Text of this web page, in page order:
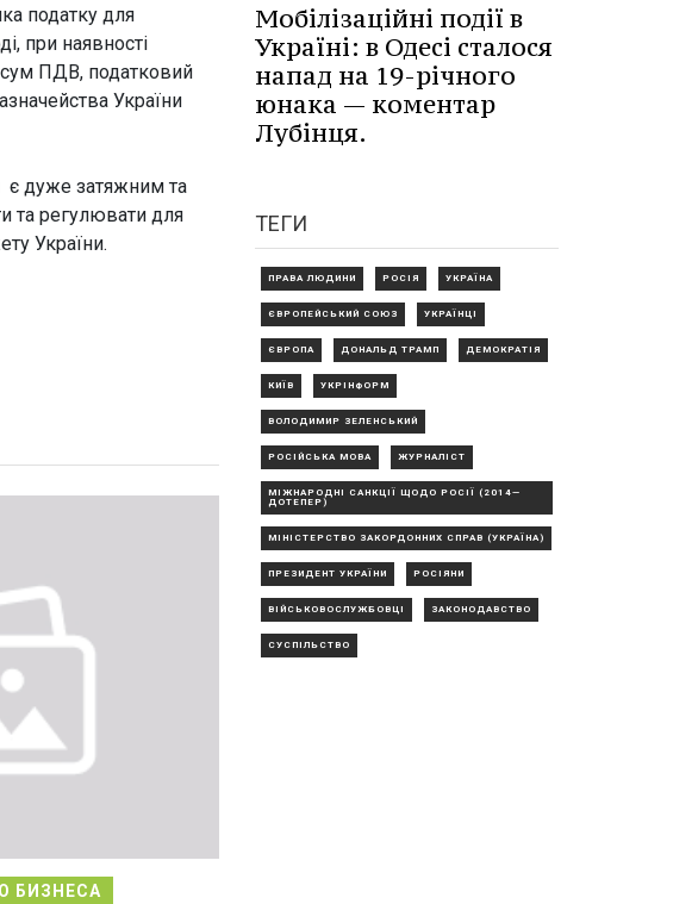
податку для
при наявності
сум ПДВ, податковий
України
є дуже затяжним та
та регулювати для
України.
БИЗНЕСА
Мобілізаційні події в
Україні: в Одесі сталося
напад на 19-річного
юнака — коментар
Лубінця.
ТЕГИ
ПРАВА ЛЮДИНИ РОСІЯ УКРАЇНА
ЄВРОПЕЙСЬКИЙ СОЮЗ УКРАЇНЦІ
ЄВРОПА ДОНАЛЬД ТРАМП ДЕМОКРАТІЯ
КИЇВ УКРІНФОРМ
ВОЛОДИМИР ЗЕЛЕНСЬКИЙ
РОСІЙСЬКА МОВА ЖУРНАЛІСТ
МІЖНАРОДНІ САНКЦІЇ ЩОДО РОСІЇ (2014—
ДОТЕПЕР)
МІНІСТЕРСТВО ЗАКОРДОННИХ СПРАВ (УКРАЇНА)
ПРЕЗИДЕНТ УКРАЇНИ РОСІЯНИ
ВІЙСЬКОВОСЛУЖБОВЦІ ЗАКОНОДАВСТВО
СУСПІЛЬСТВО